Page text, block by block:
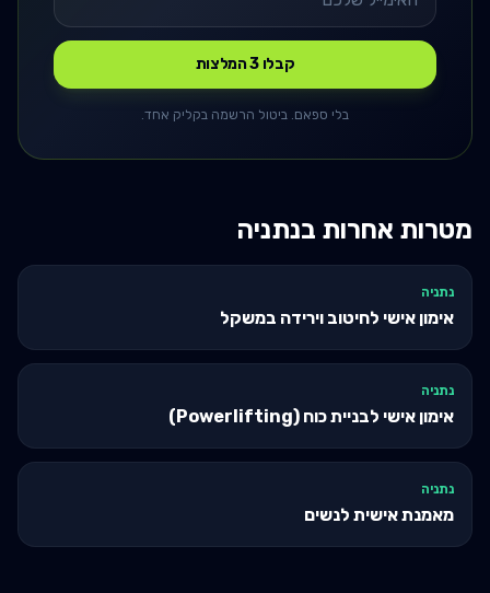
קבלו 3 המלצות
בלי ספאם. ביטול הרשמה בקליק אחד.
מטרות אחרות בנתניה
נתניה
אימון אישי לחיטוב וירידה במשקל
נתניה
אימון אישי לבניית כוח (Powerlifting)
נתניה
מאמנת אישית לנשים